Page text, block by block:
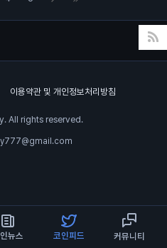
뉴스 코인피드 커뮤니티
이용약관 및 개인정보처리방침
All rights reserved.